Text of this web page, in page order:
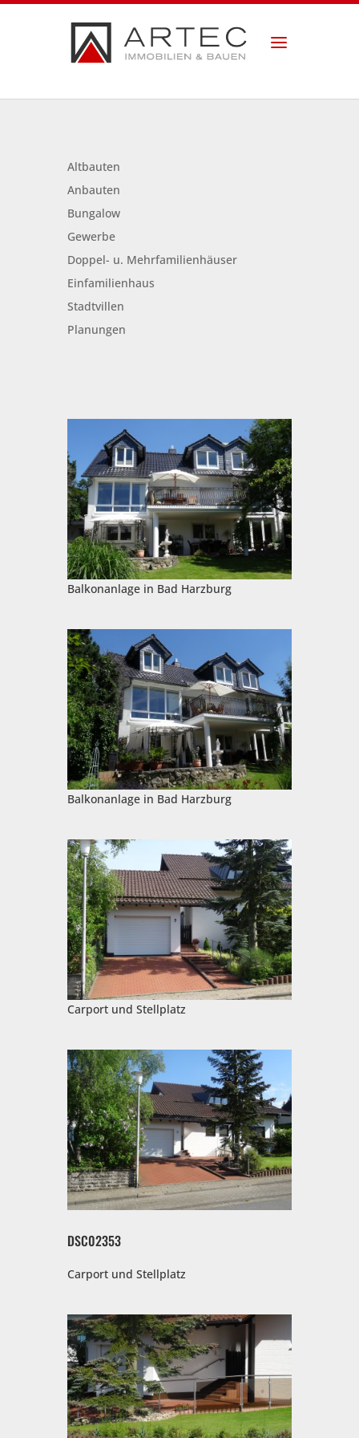
Altbauten
Anbauten
Bungalow
Gewerbe
Doppel- u. Mehrfamilienhäuser
Einfamilienhaus
Stadtvillen
Planungen
Balkonanlage in Bad Harzburg
Balkonanlage in Bad Harzburg
Carport und Stellplatz
DSC02353
Carport und Stellplatz